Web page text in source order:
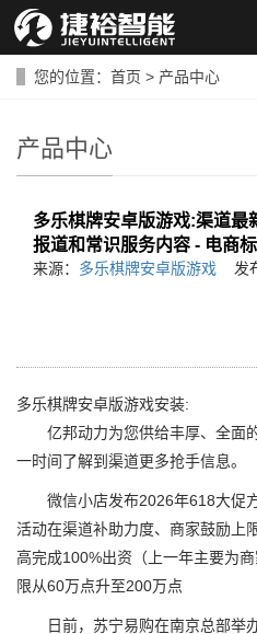
您的位置： 首页 > 产品中心
产品中心
多乐棋牌安卓版游戏:渠道最
报道和常识服务内容 - 电商
来源： 多乐棋牌安卓版游戏 发
多乐棋牌安卓版游戏安装:
亿邦动力为您供给丰厚、全面
一时间了解到渠道更多抢手信息。
微信小店发布2026年618大促
活动在渠道补助力度、商家鼓励上
高完成100%出资（上一年主要为
限从60万点升至200万点
日前，苏宁易购在南京总部举